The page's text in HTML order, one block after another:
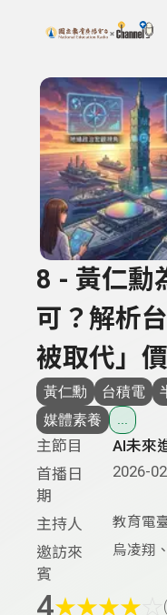
上方功能區塊
搜尋關鍵字：可輸入
8 - 黃仁勳
可？解析
被取代」
黃仁勳 台積電
媒體素養
主節目
AI未來
首播日
期
2026-
主持人 教育電
邀訪來
賓
烏凌翔
4★★★★